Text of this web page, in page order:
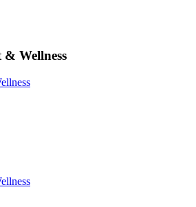
Wellness